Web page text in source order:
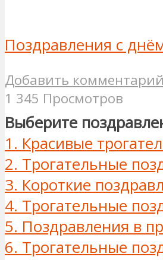
Поздравления с
Добавить комментарий
1 345 Просмотров
Выберите
1. Красивые
2. Трогательные
3. Короткие
4. Трогательные
5. Поздравления в
6. Трогательные